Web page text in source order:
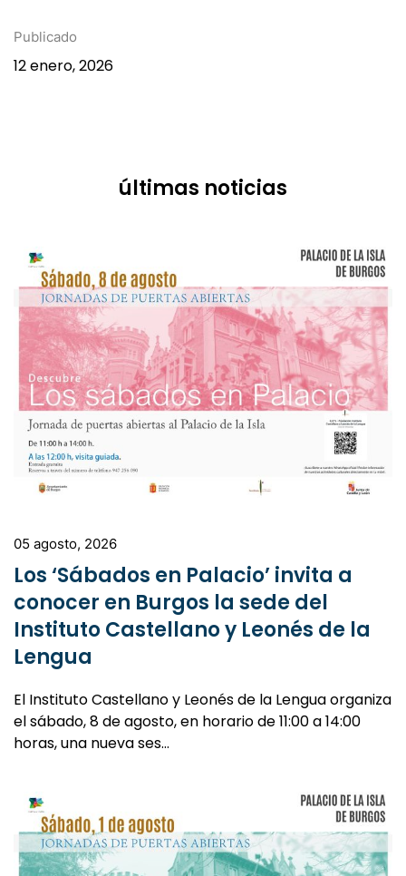
Publicado
12 enero, 2026
últimas noticias
05 agosto, 2026
Los ‘Sábados en Palacio’ invita a
conocer en Burgos la sede del
Instituto Castellano y Leonés de la
Lengua
El Instituto Castellano y Leonés de la Lengua organiza
el sábado, 8 de agosto, en horario de 11:00 a 14:00
horas, una nueva ses…